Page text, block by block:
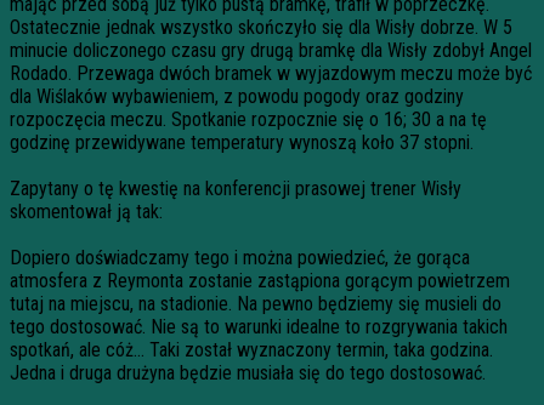
Ostatecznie jednak wszystko skończyło się dla Wisły dobrze. W 5
minucie doliczonego czasu gry drugą bramkę dla Wisły zdobył Angel
Rodado. Przewaga dwóch bramek w wyjazdowym meczu może być
dla Wiślaków wybawieniem, z powodu pogody oraz godziny
rozpoczęcia meczu. Spotkanie rozpocznie się o 16; 30 a na tę
godzinę przewidywane temperatury wynoszą koło 37 stopni.
Zapytany o tę kwestię na konferencji prasowej trener Wisły
skomentował ją tak:
Dopiero doświadczamy tego i można powiedzieć, że gorąca
atmosfera z Reymonta zostanie zastąpiona gorącym powietrzem
tutaj na miejscu, na stadionie. Na pewno będziemy się musieli do
tego dostosować. Nie są to warunki idealne to rozgrywania takich
spotkań, ale cóż… Taki został wyznaczony termin, taka godzina.
Jedna i druga drużyna będzie musiała się do tego dostosować.